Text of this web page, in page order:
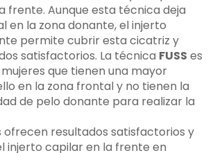
frente. Aunque esta técnica deja
en la zona donante, el injerto
permite cubrir esta cicatriz y
satisfactorios. La técnica FUSS es
que tienen una mayor
en la zona frontal y no tienen la
de pelo donante para realizar la
resultados satisfactorios y
injerto capilar en la frente en